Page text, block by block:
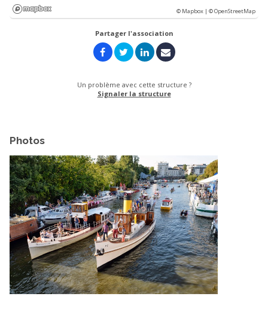
© Mapbox |© OpenStreetMap
Partager l'association
Un problème avec cette structure ?
Signaler la structure
Photos